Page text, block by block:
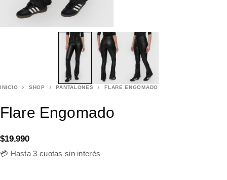
INICIO SHOP PANTALONES FLARE ENGOMADO
Flare Engomado
$19.990
💳 Hasta 3 cuotas sin interés